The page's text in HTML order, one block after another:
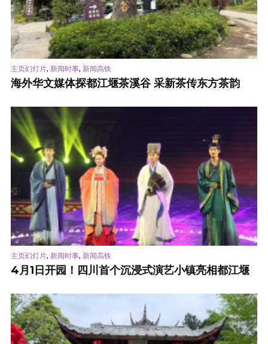
主页幻灯片, 新闻时事, 新闻高铁
海外华文媒体探都江堰茶溪谷 采新茶传东方茶韵
主页幻灯片, 新闻时事, 新闻高铁
4月1日开园！四川首个沉浸式演艺小镇亮相都江堰